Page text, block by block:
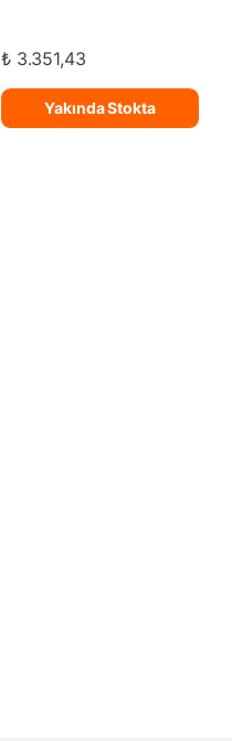
₺3.351,43
Yakında Stokta